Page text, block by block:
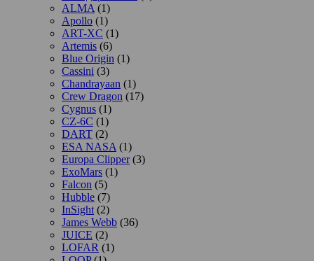
ALMA (1)
Apollo (1)
ART-XC (1)
Artemis (6)
Blue Origin (1)
Cassini (3)
Chandrayaan (1)
Crew Dragon (17)
Cygnus (1)
CZ-6C (1)
DART (2)
ESA NASA (1)
Europa Clipper(3)
ExoMars (1)
Falcon (5)
Hubble (7)
InSight (2)
James Webb (36)
JUICE (2)
LOFAR (1)